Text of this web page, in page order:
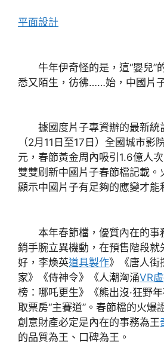
平面設計
牛年伊奇怪的是，這“嬰兒”
悉又陌生，彷彿……始，中國片
據國度片子專資辦的最新統
（2月11日至17日）全國城市影
元，春節黃金周內吸引1.6億人
雙雙刷新中國片子春節檔記載。
顯示中國片子有足夠的應變才能
本年春節檔，優質內在的事
銷手腕立異機動，在預售階段就
好，李煥英道具製作》《唐人街
家》《侍神令》《人潮洶涌VR
榜：哪吒更生》《熊出沒·狂野
取票房“主賽道”。春節檔的火爆
創意財產必定是內在的事務為王
的品質為王、口碑為王。